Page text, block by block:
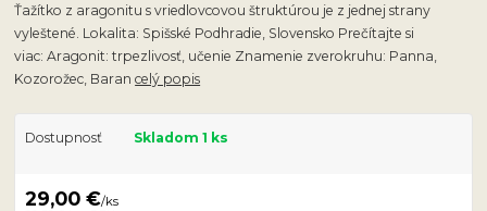
Ťažítko z aragonitu s vriedlovcovou štruktúrou je z jednej strany
vyleštené. Lokalita: Spišské Podhradie, Slovensko Prečítajte si
viac: Aragonit: trpezlivosť, učenie Znamenie zverokruhu: Panna,
Kozorožec, Barancelý popis
Dostupnosť Skladom 1 ks
29,00 €/ks